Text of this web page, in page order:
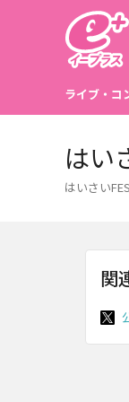
ライブ・コ
はい
はいさい
関